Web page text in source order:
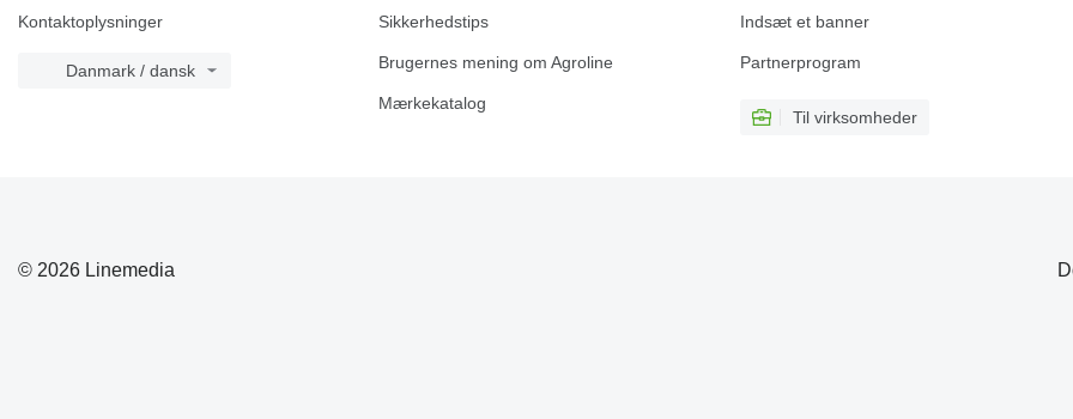
Kontaktoplysninger
Danmark / dansk
Sikkerhedstips
Brugernes mening om Agroline
Mærkekatalog
Indsæt et banner
Partnerprogram
Til virksomheder
© 2026 Linemedia